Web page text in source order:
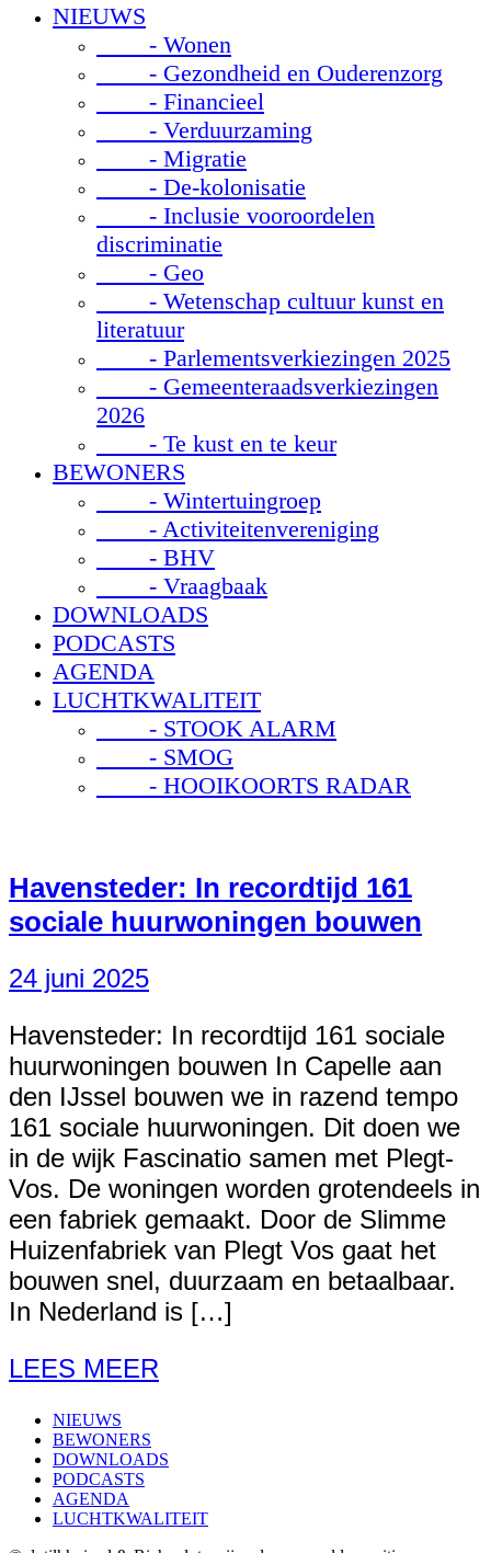
NIEUWS
- Wonen
- Gezondheid en Ouderenzorg
- Financieel
- Verduurzaming
- Migratie
- De-kolonisatie
- Inclusie vooroordelen
discriminatie
- Geo
- Wetenschap cultuur kunst en
literatuur
- Parlementsverkiezingen 2025
- Gemeenteraadsverkiezingen
2026
- Te kust en te keur
BEWONERS
- Wintertuingroep
- Activiteitenvereniging
- BHV
- Vraagbaak
DOWNLOADS
PODCASTS
AGENDA
LUCHTKWALITEIT
- STOOK ALARM
- SMOG
- HOOIKOORTS RADAR
Havensteder: In recordtijd 161
sociale huurwoningen bouwen
24 juni 2025
Havensteder: In recordtijd 161 sociale
huurwoningen bouwen In Capelle aan
den IJssel bouwen we in razend tempo
161 sociale huurwoningen. Dit doen we
in de wijk Fascinatio samen met Plegt-
Vos. De woningen worden grotendeels in
een fabriek gemaakt. Door de Slimme
Huizenfabriek van Plegt Vos gaat het
bouwen snel, duurzaam en betaalbaar.
In Nederland is […]
LEES MEER
NIEUWS
BEWONERS
DOWNLOADS
PODCASTS
AGENDA
LUCHTKWALITEIT